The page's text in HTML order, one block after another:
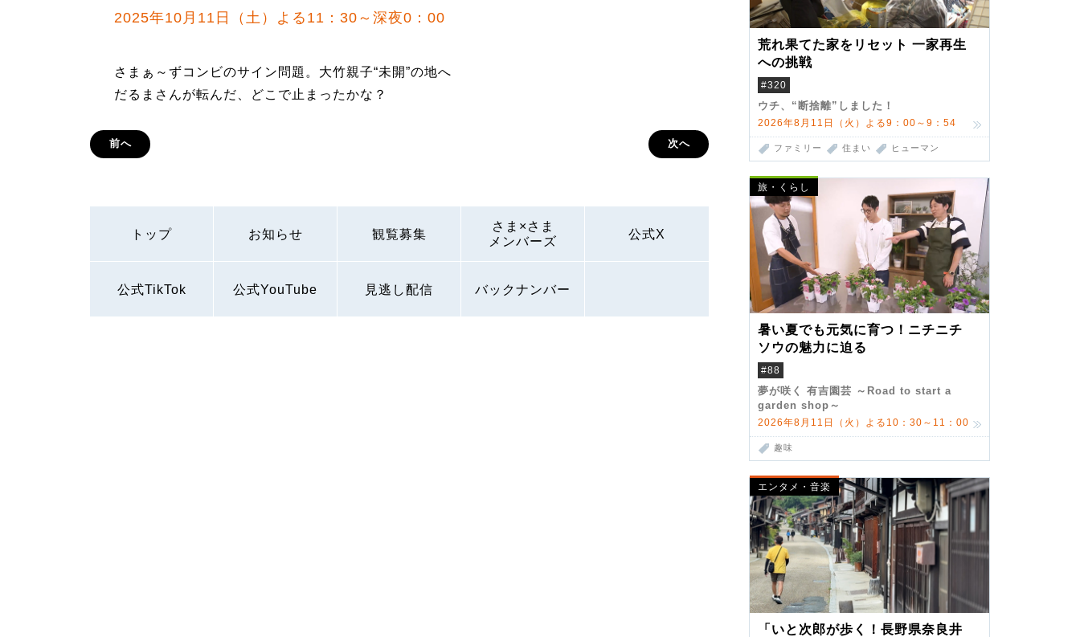
荒れ果てた家をリセット 一家再生
への挑戦
#320
ウチ、“断捨離”しました！
2026年8月11日（火）よる9：00～9：54
ファミリー 住まい ヒューマン
旅・くらし
暑い夏でも元気に育つ！ニチニチ
ソウの魅力に迫る
#88
夢が咲く 有吉園芸 ～Road to start a
garden shop～
2026年8月11日（火）よる10：30～11：00
趣味
エンタメ・音楽
「いと次郎が歩く！長野県奈良井
2025年10月11日（土）よる11：30～深夜0：00
さまぁ～ずコンビのサイン問題。大竹親子“未開”の地へ
だるまさんが転んだ、どこで止まったかな？
前へ 次へ
トップ お知らせ 観覧募集
さま×さま
メンバーズ
公式X
公式TikTok 公式YouTube 見逃し配信 バックナンバー